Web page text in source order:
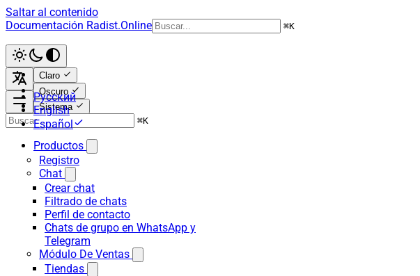
Saltar al contenido
Documentación Radist.Online
⌘K
Claro
Oscuro
Sistema
Русский
English
Español
⌘K
Productos
Registro
Chat
Crear chat
Filtrado de chats
Perfil de contacto
Chats de grupo en WhatsApp y
Telegram
Módulo De Ventas
Tiendas